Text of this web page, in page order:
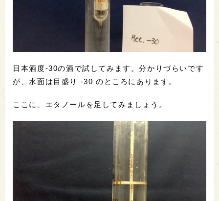
日本酒度-30の酒で試してみます。分かりづらいです
が、水面は目盛り -30 のところにあります。
ここに、エタノールを足してみましょう。